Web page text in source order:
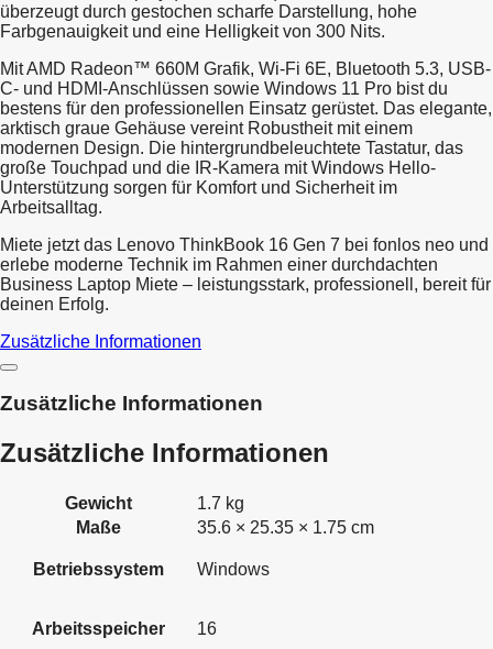
überzeugt durch gestochen scharfe Darstellung, hohe
Farbgenauigkeit und eine Helligkeit von 300 Nits.
Mit AMD Radeon™ 660M Grafik, Wi-Fi 6E, Bluetooth 5.3, USB-
C- und HDMI-Anschlüssen sowie Windows 11 Pro bist du
bestens für den professionellen Einsatz gerüstet. Das elegante,
arktisch graue Gehäuse vereint Robustheit mit einem
modernen Design. Die hintergrundbeleuchtete Tastatur, das
große Touchpad und die IR-Kamera mit Windows Hello-
Unterstützung sorgen für Komfort und Sicherheit im
Arbeitsalltag.
Miete jetzt das Lenovo ThinkBook 16 Gen 7 bei fonlos neo und
erlebe moderne Technik im Rahmen einer durchdachten
Business Laptop Miete – leistungsstark, professionell, bereit für
deinen Erfolg.
Zusätzliche Informationen
Zusätzliche Informationen
Zusätzliche Informationen
Gewicht
1.7 kg
Maße
35.6 × 25.35 × 1.75 cm
Betriebssystem Windows
Arbeitsspeicher 16